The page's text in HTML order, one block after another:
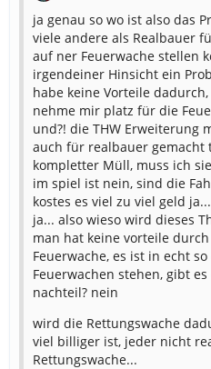
ja genau so wo ist also das
viele andere als Realbauer
auf ner Feuerwache stellen
irgendeiner Hinsicht ein
habe keine Vorteile
nehme mir platz für die
und?! die THW Erweiterung
auch für realbauer gemacht
kompletter Müll, muss ich
im spiel ist nein, sind die
kostes es viel zu viel geld
ja... also wieso wird dieses
man hat keine vorteile
Feuerwache, es ist in echt
Feuerwachen stehen, gibt
nachteil? nein
wird die Rettungswache
viel billiger ist, jeder nicht
Rettungswache...